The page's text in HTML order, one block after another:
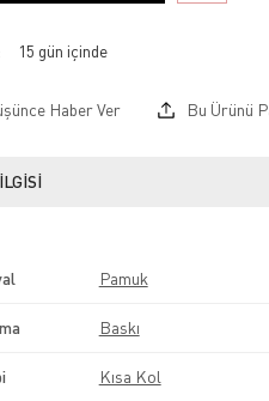
Haber Ver Bu Ürünü
Pamuk
Baskı
Kısa Kol